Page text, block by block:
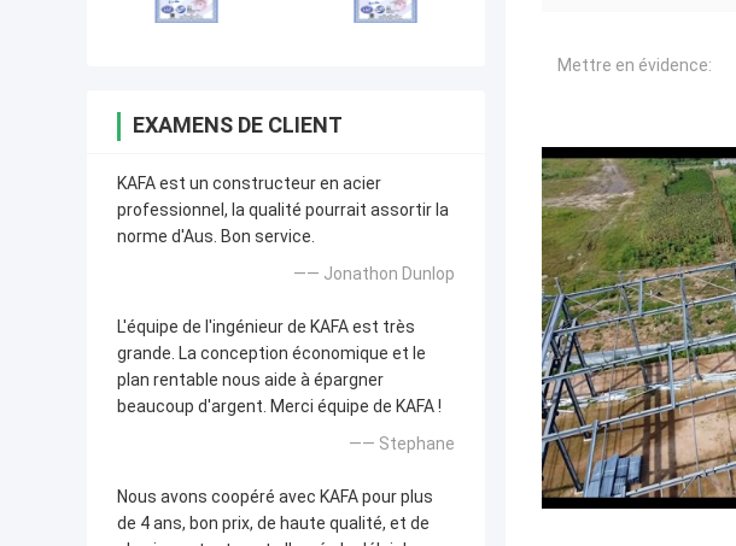
EXAMENS DE CLIENT
KAFA est un constructeur en acier
professionnel, la qualité pourrait assortir la
norme d'Aus. Bon service.
—— Jonathon Dunlop
L'équipe de l'ingénieur de KAFA est très
grande. La conception économique et le
plan rentable nous aide à épargner
beaucoup d'argent. Merci équipe de KAFA !
—— Stephane
Nous avons coopéré avec KAFA pour plus
de 4 ans, bon prix, de haute qualité, et de
Mettre en évidence: